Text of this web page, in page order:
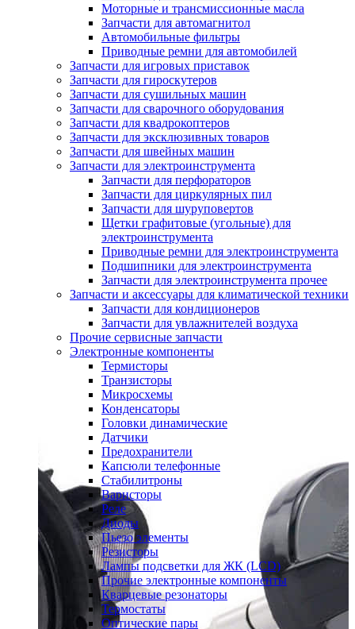
Моторные и трансмиссионные масла
Запчасти для автомагнитол
Автомобильные фильтры
Приводные ремни для автомобилей
Запчасти для игровых приставок
Запчасти для гироскутеров
Запчасти для сушильных машин
Запчасти для сварочного оборудования
Запчасти для квадрокоптеров
Запчасти для эксклюзивных товаров
Запчасти для швейных машин
Запчасти для электроинструмента
Запчасти для перфораторов
Запчасти для циркулярных пил
Запчасти для шуруповертов
Щетки графитовые (угольные) для
электроинструмента
Приводные ремни для электроинструмента
Подшипники для электроинструмента
Запчасти для электроинструмента прочее
Запчасти и аксессуары для климатической техники
Запчасти для кондиционеров
Запчасти для увлажнителей воздуха
Прочие сервисные запчасти
Электронные компоненты
Термисторы
Транзисторы
Микросхемы
Конденсаторы
Головки динамические
Датчики
Предохранители
Капсюли телефонные
Стабилитроны
Варисторы
Реле
Диоды
Пьезо элементы
Резисторы
Лампы подсветки для ЖК (LCD)
Прочие электронные компоненты
Кварцевые резонаторы
Термостаты
Оптические пары